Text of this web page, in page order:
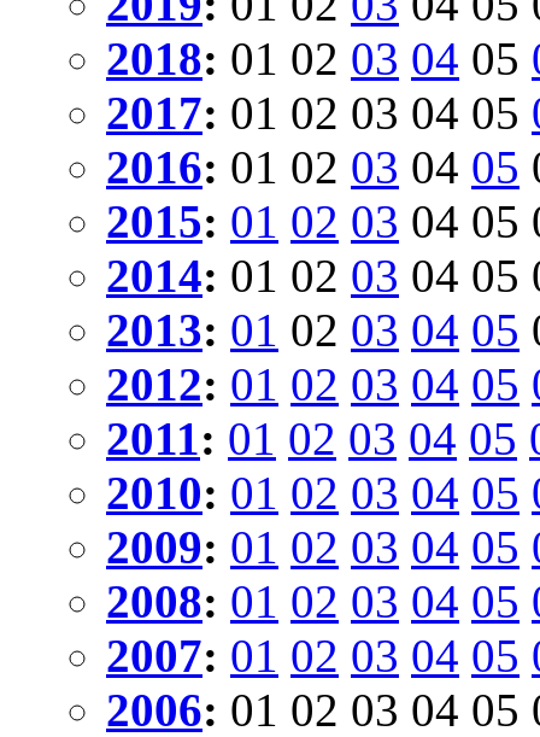
2018: 01 02 03 04 05
2017: 01 02 03 04 05
2016: 01 02 03 04 05
2015: 01 02 03 04 05
2014: 01 02 03 04 05
2013: 01 02 03 04 05
2012: 01 02 03 04 05
2011: 01 02 03 04 05
2010: 01 02 03 04 05
2009: 01 02 03 04 05
2008: 01 02 03 04 05
2007: 01 02 03 04 05
2006: 01 02 03 04 05